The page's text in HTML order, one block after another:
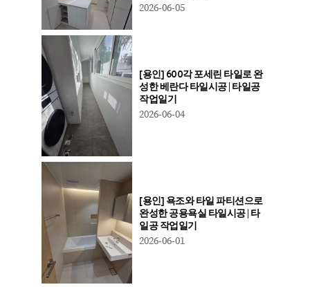
2026-06-05
[용인] 600각 포세린 타일로 완
성한 베란다 타일시공 | 타일공
작업일기
2026-06-04
[용인] 욕조와 타일 파티션으로
완성한 공용욕실 타일시공 | 타
일공 작업일기
2026-06-01